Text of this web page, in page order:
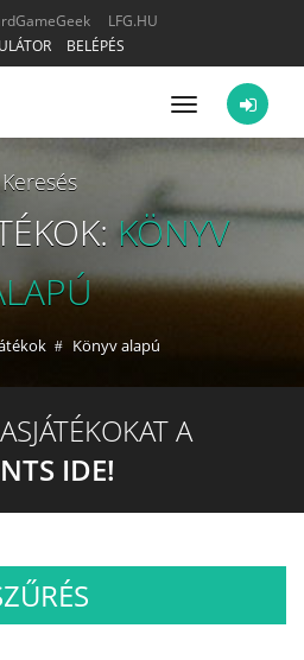
LFG.HU
BELÉPÉS
Menü
Keresés
KÖNYV
Könyv alapú
A
IDE!